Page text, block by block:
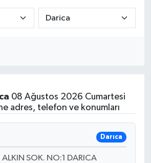
08 Ağustos 2026 Cumartesi
adres, telefon ve konumları
Darıca
ALKIN SOK. NO:1 DARICA